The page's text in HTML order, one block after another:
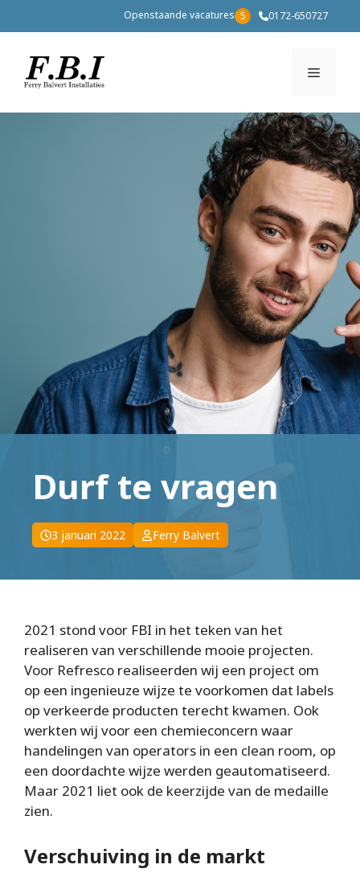
naar
inhoud
Openstaande vacatures 5 0172-650727
Menu
Durf te vragen
3 januari 2022 Ferry Balvert
2021 stond voor FBI in het teken van het
realiseren van verschillende mooie projecten.
Voor Refresco realiseerden wij een project om
op een ingenieuze wijze te voorkomen dat labels
op verkeerde producten terecht kwamen. Ook
werkten wij voor een chemieconcern waar
handelingen van operators in een clean room, op
een doordachte wijze werden geautomatiseerd.
Maar 2021 liet ook de keerzijde van de medaille
zien.
Verschuiving in de markt